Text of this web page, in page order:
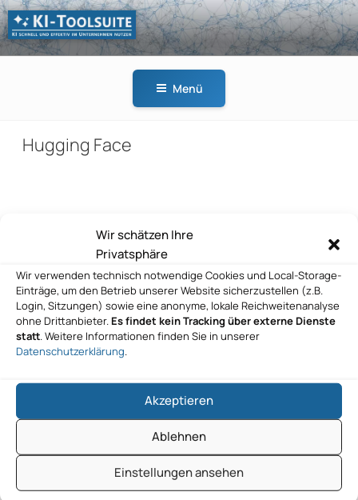
Wir schätzen Ihre
Privatsphäre
Wir verwenden technisch notwendige Cookies und Local-Storage-
Einträge, um den Betrieb unserer Website sicherzustellen (z.B.
Login, Sitzungen) sowie eine anonyme, lokale Reichweitenanalyse
ohne Drittanbieter. Es findet kein Tracking über externe Dienste
statt. Weitere Informationen finden Sie in unserer
Datenschutzerklärung.
Akzeptieren
Ablehnen
Einstellungen ansehen
Zum
Inhalt
springen
KI-
Menü
Hugging Face
Beitragsnavigation
Hugging Face
Nächster
Beitrag
WEITER
Hugging Face